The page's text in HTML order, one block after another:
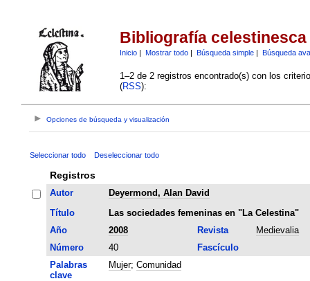
Bibliografía celestinesca
Inicio| Mostrar todo| Búsqueda simple| Búsqueda
1–2 de 2 registros encontrado(s) con los
(RSS):
Opciones de búsqueda y visualización
Seleccionar todo Deseleccionar todo
Registros
Autor
Deyermond, Alan David
Título
Las sociedades femeninas en "La Celestina"
Año
2008 Revista
Medievalia
Número
40
Fascículo
Palabras
clave
Mujer; Comunidad